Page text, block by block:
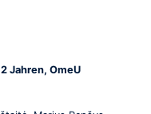
Jahren, OmeU